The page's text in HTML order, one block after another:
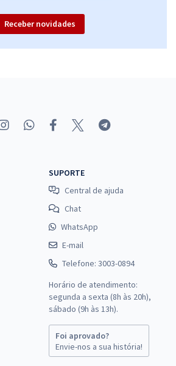
Receber novidades
SUPORTE
Central de ajuda
Chat
WhatsApp
E-mail
Telefone: 3003-0894
Horário de atendimento:
segunda a sexta (8h às 20h),
sábado (9h às 13h).
Foi aprovado?
Envie-nos a sua história!